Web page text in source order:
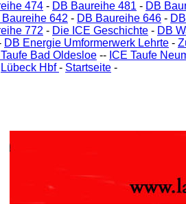
474 - DB Baureihe 481 - DB
Baureihe 642 - DB Baureihe 646 -
772 - Die ICE Geschichte - DB
DB Energie Umformerwerk Lehrte -
Taufe Bad Oldesloe -- ICE Taufe
Lübeck Hbf- Startseite -